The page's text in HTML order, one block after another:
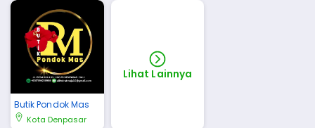
Butik Pondok Mas
Kota Denpasar
Lihat Lainnya